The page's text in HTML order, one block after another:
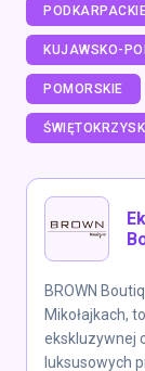
KUJAWSKO-
POMORSKIE
BROWN
Mikołajkach,
ekskluzywnej
luksusowych